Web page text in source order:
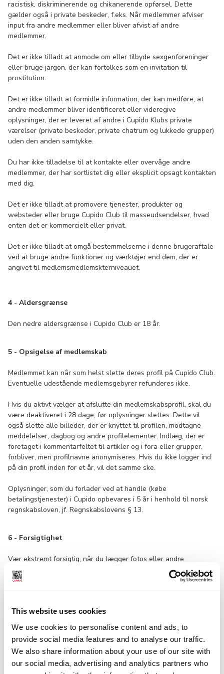
This website uses cookies
We use cookies to personalise content and ads, to
provide social media features and to analyse our traffic.
We also share information about your use of our site with
our social media, advertising and analytics partners who
racistisk, diskriminerende og chikanerende opførsel. Dette
gælder også i private beskeder, f.eks. Når medlemmer afviser
input fra andre medlemmer eller bliver afvist af andre
medlemmer.
Det er ikke tilladt at anmode om eller tilbyde sexgenforeninger
eller bruge jargon, der kan fortolkes som en invitation til
prostitution.
Det er ikke tilladt at formidle information, der kan medføre, at
andre medlemmer bliver identificeret eller videregive
oplysninger, der er leveret af andre i Cupido Klubs private
værelser (private beskeder, private chatrum og lukkede grupper)
uden den anden samtykke.
Du har ikke tilladelse til at kontakte eller overvåge andre
medlemmer, der har sortlistet dig eller eksplicit opsagt kontakten
med dig.
Det er ikke tilladt at promovere tjenester, produkter og
websteder eller bruge Cupido Club til masseudsendelser, hvad
enten det er kommercielt eller privat.
Det er ikke tilladt at omgå bestemmelserne i denne brugeraftale
ved at bruge andre funktioner og værktøjer end dem, der er
angivet til medlemsmedlemskterniveauet.
4 - Aldersgrænse
Den nedre aldersgrænse i Cupido Club er 18 år.
5 - Opsigelse af medlemskab
Medlemmet kan når som helst slette deres profil på Cupido Club.
Eventuelle udestående medlemsgebyrer refunderes ikke.
Hvis du aktivt vælger at afslutte din medlemskabsprofil, skal du
være deaktiveret i 28 dage, før oplysninger slettes. Dette vil
også slette alle billeder, der er knyttet til profilen, modtagne
meddelelser, dagbog og andre profilelementer. Indlæg, der er
foretaget i kommentarfeltet til artikler og i fora eller grupper,
forbliver, men profilnavne anonymiseres. Hvis du ikke logger ind
på din profil inden for et år, vil det samme ske.
Oplysninger, som du forlader ved at handle (købe
betalingstjenester) i Cupido opbevares i 5 år i henhold til norsk
regnskabsloven, jf. Regnskabslovens § 13.
6 - Forsigtighet
Vær ekstremt forsigtig, når du lægger fotos eller andre
personlige oplysninger på åbne eller lukkede sider i Cupido Club
eller arrangerer møder på andre websteder eller i det virkelige
liv. Medlemmet skal være rimeligt sikker på, at de kender den
omstændigheder tager medlemmet ansvaret for, hvad de
uddeler til andre, og hvad der sker i møder med andre.
7 - Moderering